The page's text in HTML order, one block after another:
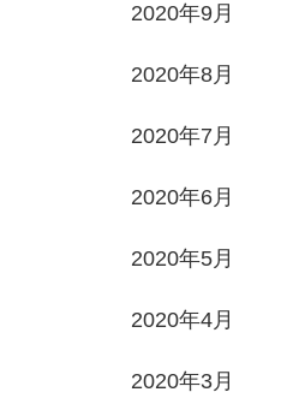
2020年9月
2020年8月
2020年7月
2020年6月
2020年5月
2020年4月
2020年3月